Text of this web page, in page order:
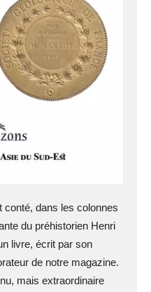
conté, dans les colonnes
du préhistorien Henri
livre, écrit par son
de notre magazine.
mais extraordinaire